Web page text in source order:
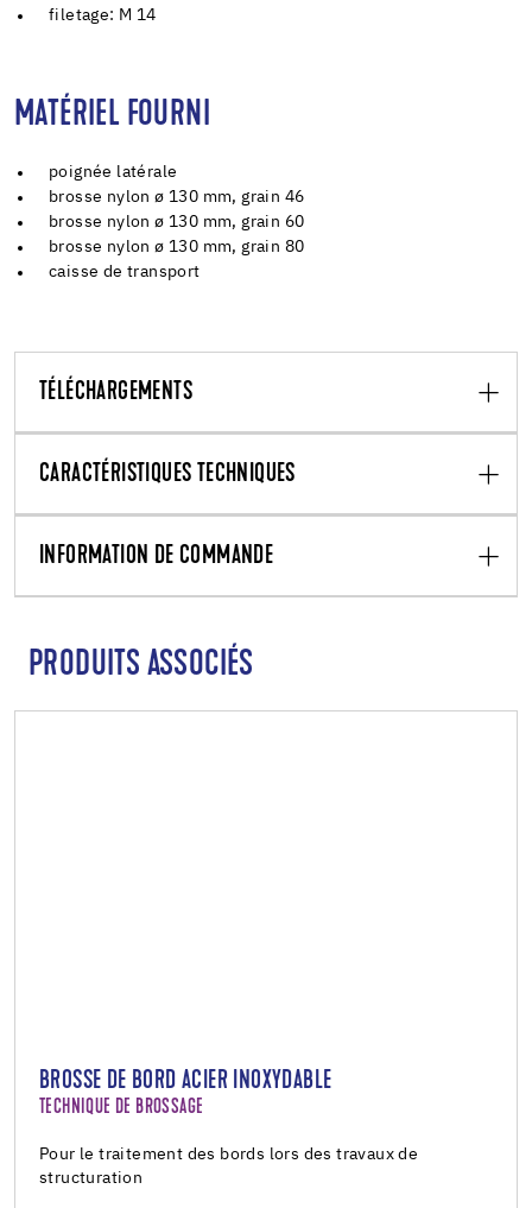
filetage: M 14
MATÉRIEL FOURNI
poignée latérale
brosse nylon ø 130 mm, grain 46
brosse nylon ø 130 mm, grain 60
brosse nylon ø 130 mm, grain 80
caisse de transport
TÉLÉCHARGEMENTS
CARACTÉRISTIQUES TECHNIQUES
INFORMATION DE COMMANDE
PRODUITS ASSOCIÉS
BROSSE DE BORD ACIER INOXYDABLE
TECHNIQUE DE BROSSAGE
Pour le traitement des bords lors des travaux de
structuration